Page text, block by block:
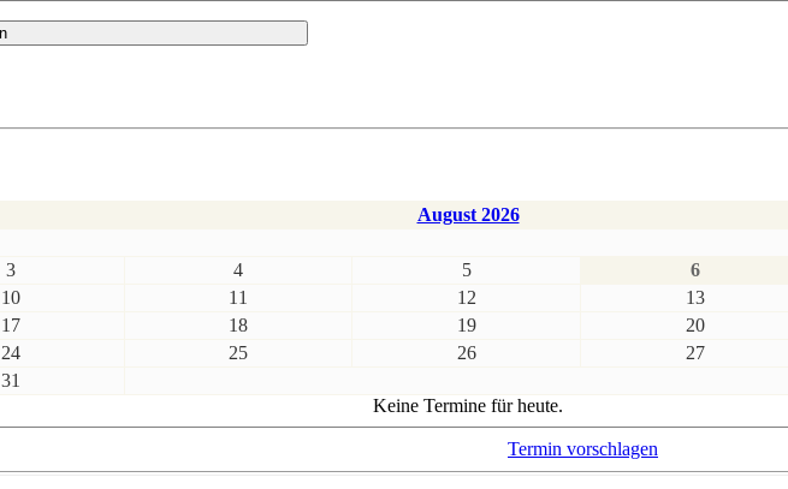
August 2026
3 4 5 6
10 11 12 13
17 18 19 20
24 25 26 27
31
Keine Termine für heute.
Termin vorschlagen